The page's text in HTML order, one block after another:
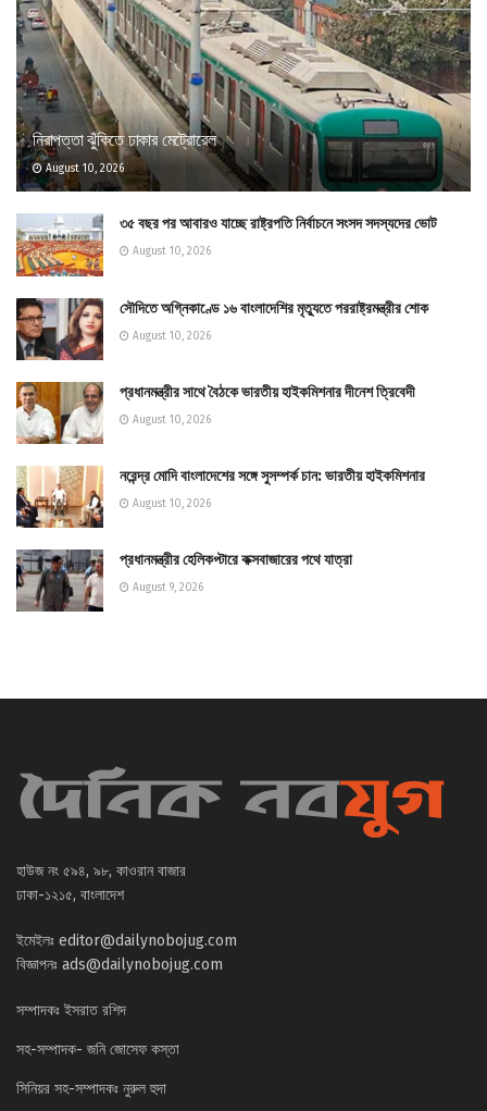
নিরাপত্তা ঝুঁকিতে ঢাকার মেট্রোরেল
August 10, 2026
৩৫ বছর পর আবারও যাচ্ছে রাষ্ট্রপতি নির্বাচনে সংসদ সদস্যদের ভোট
August 10, 2026
সৌদিতে অগ্নিকাণ্ডে ১৬ বাংলাদেশির মৃত্যুতে পররাষ্ট্রমন্ত্রীর শোক
August 10, 2026
প্রধানমন্ত্রীর সাথে বৈঠকে ভারতীয় হাইকমিশনার দীনেশ ত্রিবেদী
August 10, 2026
নরেন্দ্র মোদি বাংলাদেশের সঙ্গে সুসম্পর্ক চান: ভারতীয় হাইকমিশনার
August 10, 2026
প্রধানমন্ত্রীর হেলিকপ্টারে কক্সবাজারের পথে যাত্রা
August 9, 2026
হাউজ নং ৫৯৪, ৯৮, কাওরান বাজার
ঢাকা-১২১৫, বাংলাদেশ
ইমেইলঃ editor@dailynobojug.com
বিজ্ঞাপনঃ ads@dailynobojug.com
সম্পাদকঃ ইসরাত রশিদ
সহ-সম্পাদক- জনি জোসেফ কস্তা
সিনিয়র সহ-সম্পাদকঃ নুরুল হুদা